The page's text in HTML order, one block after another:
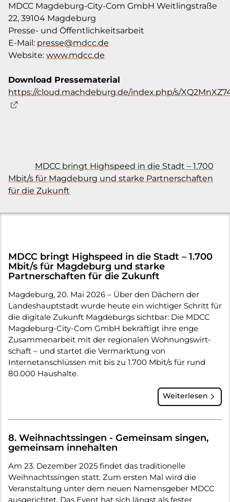
MDCC Magdeburg-City-Com GmbH Weitlingstraße
22, 39104 Magdeburg
Presse- und Öffentlichkeitsarbeit
E-Mail: presse@mdcc.de
Website: www.mdcc.de
Download Pressematerial
https://cloud.machdeburg.de/index.php/s/
MDCC bringt Highspeed in die Stadt – 1.700
Mbit/s für Magdeburg und starke Partnerschaften
für die Zukunft
MDCC bringt Highspeed in die Stadt – 1.700
Mbit/s für Magdeburg und starke
Partnerschaften für die Zukunft
Magdeburg, 20. Mai 2026 – Über den Dächern der
Landeshauptstadt wurde heute ein wichtiger Schritt für
die digitale Zukunft Magdeburgs sichtbar: Die MDCC
Magdeburg-City-Com GmbH bekräftigt ihre enge
Zusammenarbeit mit der regionalen Wohnungswirt-
schaft – und startet die Vermarktung von
Internetanschlüssen mit bis zu 1.700 Mbit/s für rund
80.000 Haushalte.
Weiterlesen
8. Weihnachtssingen - Gemeinsam singen,
gemeinsam innehalten
Am 23. Dezember 2025 findet das traditionelle
Weihnachtssingen statt. Zum ersten Mal wird die
Veranstaltung unter dem neuen Namensgeber MDCC
ausgerichtet. Das Event hat sich längst als fester